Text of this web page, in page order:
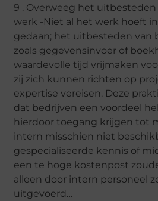
9 . Overweeg het
werk -Niet al het werk hoeft
gedaan; het uitbesteden van
zoals gegevensinvoer of
waardevolle tijd vrijmaken
zij zich kunnen richten op
expertise vereisen. Deze
dat bedrijven een voordeel
hierdoor toegang krijgen tot
intern misschien niet
gespecialiseerde kennis of
een te hoge kostenpost
alleen door intern personeel
uitgevoerd…